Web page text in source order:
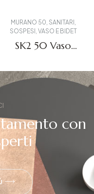
MURANO 50 SANITARI
SOSPESI VASO E BIDET
SK2 50 Vaso
sospeso
con